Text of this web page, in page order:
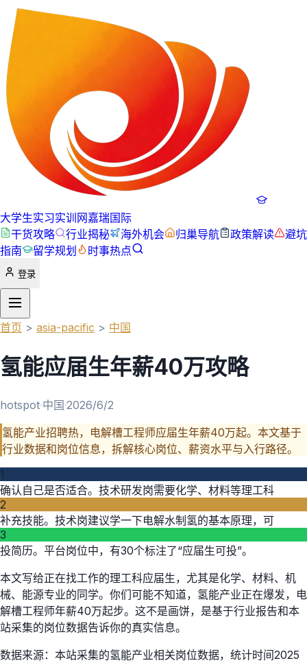
大学生实习实训网嘉瑞国际
干货攻略
行业揭秘 海外机会 归巢导航 政策解读
避坑
指南
留学规划 时事热点
登录
首页 > asia-pacific > 中国
氢能应届生年薪40万攻略
hotspot·中国·2026/6/2
氢能产业招聘热，电解槽工程师应届生年薪40万起。本文基于
行业数据和岗位信息，拆解核心岗位、薪资水平与入行路径。
1
确认自己是否适合。技术研发岗需要化学、材料等理工科
2
补充技能。技术岗建议学一下电解水制氢的基本原理，可
3
投简历。平台岗位中，有30个标注了“应届生可投”。
本文写给正在找工作的理工科应届生，尤其是化学、材料、机
械、能源专业的同学。你们可能不知道，氢能产业正在爆发，电
解槽工程师年薪40万起步。这不是画饼，是基于行业报告和本
站采集的岗位数据告诉你的真实信息。
数据来源：本站采集的氢能产业相关岗位数据，统计时间2025